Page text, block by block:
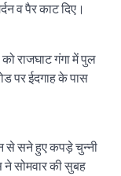
व पैर काट दिए।
राजघाट गंगा में पुल
पर ईदगाह के पास
से सने हुए कपड़े चुन्नी
सोमवार की सुबह